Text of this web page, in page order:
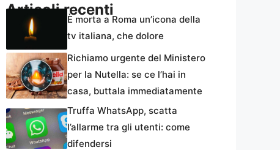
Articoli recenti
È morta a Roma un’icona della
tv italiana, che dolore
Richiamo urgente del Ministero
per la Nutella: se ce l’hai in
casa, buttala immediatamente
Truffa WhatsApp, scatta
l’allarme tra gli utenti: come
difendersi